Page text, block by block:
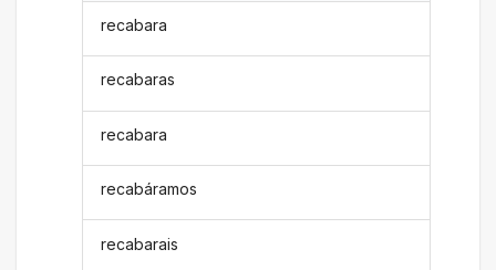
recabara
recabaras
recabara
recabáramos
recabarais